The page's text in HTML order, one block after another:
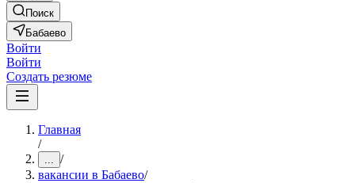
Поиск
Бабаево
Войти
Войти
Создать резюме
Главная
/
... /
вакансии в Бабаево/